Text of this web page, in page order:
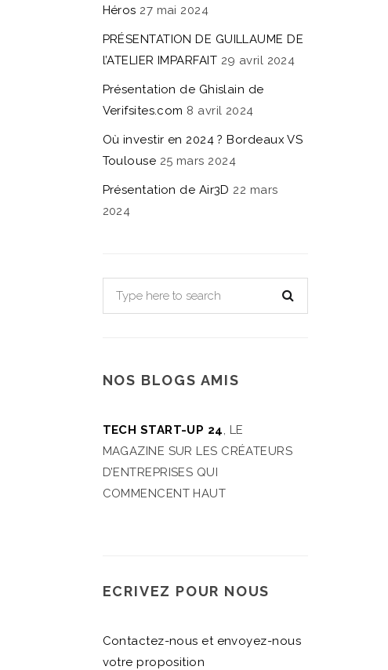
Héros 27 mai 2024
PRÉSENTATION DE GUILLAUME DE
l’ATELIER IMPARFAIT 29 avril 2024
Présentation de Ghislain de
Verifsites.com 8 avril 2024
Où investir en 2024 ? Bordeaux VS
Toulouse 25 mars 2024
Présentation de Air3D 22 mars
2024
NOS BLOGS AMIS
TECH START-UP 24, LE
MAGAZINE SUR LES CRÉATEURS
D’ENTREPRISES QUI
COMMENCENT HAUT
ECRIVEZ POUR NOUS
Contactez-nous et envoyez-nous
votre proposition